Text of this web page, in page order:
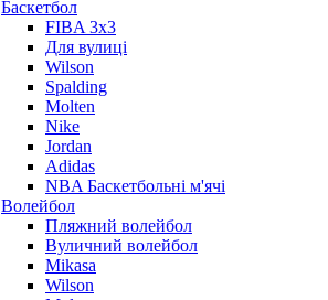
Баскетбол
FIBA 3x3
Для вулиці
Wilson
Spalding
Molten
Nike
Jordan
Adidas
NBA Баскетбольні м'ячі
Волейбол
Пляжний волейбол
Вуличний волейбол
Mikasa
Wilson